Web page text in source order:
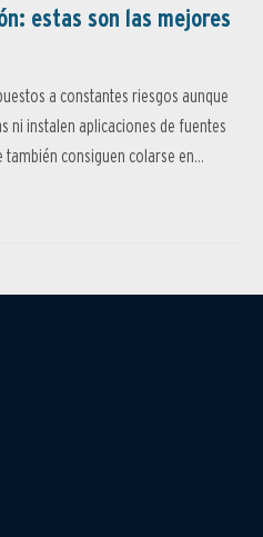
estas son las mejores
a constantes riesgos aunque
ni instalen aplicaciones de fuentes
consiguen colarse en...